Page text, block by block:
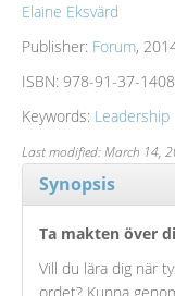
Elaine Eksvärd
Publisher: Forum,
ISBN: 978-91-37-
Keywords: Leadership
Last modified: March 14,
Synopsis
Ta makten över
Vill du lära dig när